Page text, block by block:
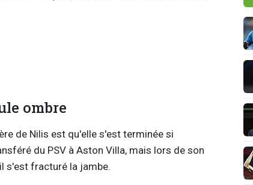
ombre
de Nilis est qu'elle s'est terminée si
du PSV à Aston Villa, mais lors de son
s'est fracturé la jambe.